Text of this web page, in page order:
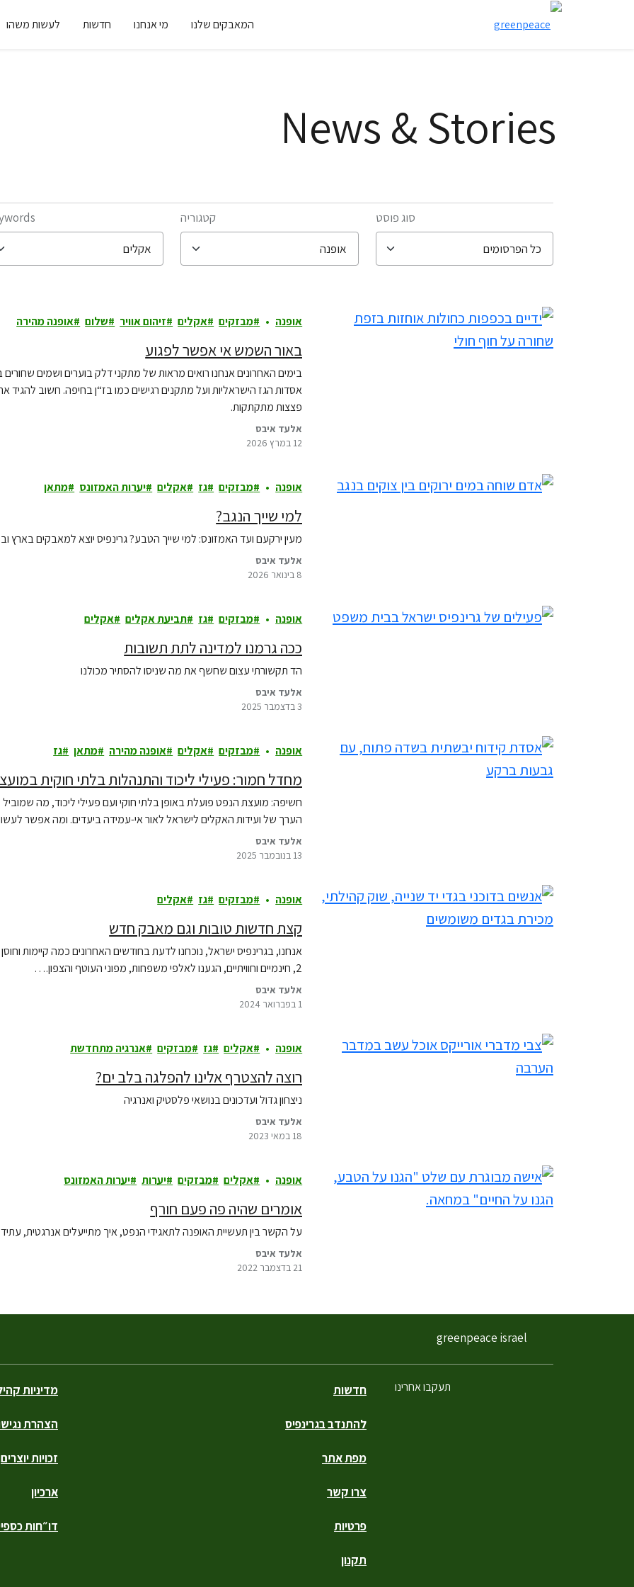
המאבקים שלנו מי אנחנו חדשות לעשות משהו
News & Stories
filter posts
סוג פוסט קטגוריה
filtered results אופנה מבזקים אקלים זיהום אוויר שלום אופנה מהירה
באור השמש אי אפשר לפגוע
בימים האחרונים אנחנו רואים מראות של מתקני דלק בוערים ושמים
אסדות הגז הישראליות ועל מתקנים רגישים כמו בז“ן בחיפה. חשוב להגיד
פצצות מתקתקות.
אלעד איבס
12 במרץ 2026
אופנה מבזקים גז אקלים יערות האמזונס מתאן
למי שייך הנגב?
מעין ירקעם ועד האמזונס: למי שייך הטבע? גרינפיס יוצא למאבקים בארץ
אלעד איבס
8 בינואר 2026
אופנה מבזקים גז תביעת אקלים אקלים
ככה גרמנו למדינה לתת תשובות
הד תקשורתי עצום שחשף את מה שניסו להסתיר מכולנו
אלעד איבס
3 בדצמבר 2025
אופנה מבזקים אקלים אופנה מהירה מתאן גז
מחדל חמור: פעילי ליכוד והתנהלות בלתי חוקית
חשיפה: מועצת הנפט פועלת באופן בלתי חוקי ועם פעילי ליכוד, מה
הערך של ועידות האקלים לישראל לאור אי-עמידה ביעדים. ומה אפשר
אלעד איבס
13 בנובמבר 2025
אופנה מבזקים גז אקלים
קצת חדשות טובות וגם מאבק חדש
אנחנו, בגרינפיס ישראל, נוכחנו לדעת בחודשים האחרונים כמה קיימות
2, חינמיים וחוויתיים, הגענו לאלפי משפחות, מפוני העוטף והצפון.…
אלעד איבס
1 בפברואר 2024
אופנה אקלים גז מבזקים אנרגיה מתחדשת
רוצה להצטרף אלינו להפלגה בלב ים?
ניצחון גדול ועדכונים בנושאי פלסטיק ואנרגיה
אלעד איבס
18 במאי 2023
אופנה אקלים מבזקים יערות יערות האמזונס
אומרים שהיה פה פעם חורף
על הקשר בין תעשיית האופנה לתאגידי הנפט, איך מתייעלים אנרגטית, עתיד
אלעד איבס
21 בדצמבר 2022
תעקבו אחרינו חדשות
להתנדב בגרינפיס
מפת אתר
צרו קשר
פרטיות
תקנון
מדיניות
הצהרת
זכויות יוצרים
ארכיון
דו״חות